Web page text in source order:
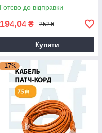
Готово до відправки
194,04 ₴ 252 ₴
Купити
–17%